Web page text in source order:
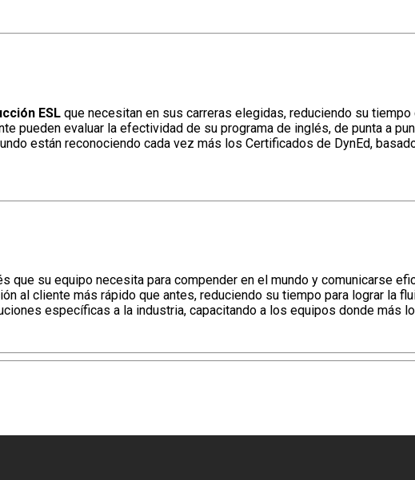
ESL que necesitan en sus carreras elegidas, reduciendo su
pueden evaluar la efectividad de su programa de inglés, de punta a
están reconociendo cada vez más los Certificados de DynEd,
que su equipo necesita para compender en el mundo y comunicarse
al cliente más rápido que antes, reduciendo su tiempo para lograr la
específicas a la industria, capacitando a los equipos donde más